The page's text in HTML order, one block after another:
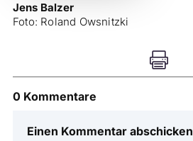
Jens Balzer
Foto: Roland Owsnitzki

0 Kommentare
Einen Kommentar abschicken